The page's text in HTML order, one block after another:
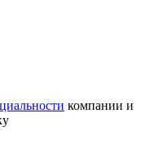
компании и